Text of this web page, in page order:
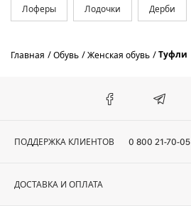
Лоферы Лодочки Дерби
Главная Обувь Женская обувь Туфли
ПОДДЕРЖКА КЛИЕНТОВ 0 800 21-70-05
ДОСТАВКА И ОПЛАТА